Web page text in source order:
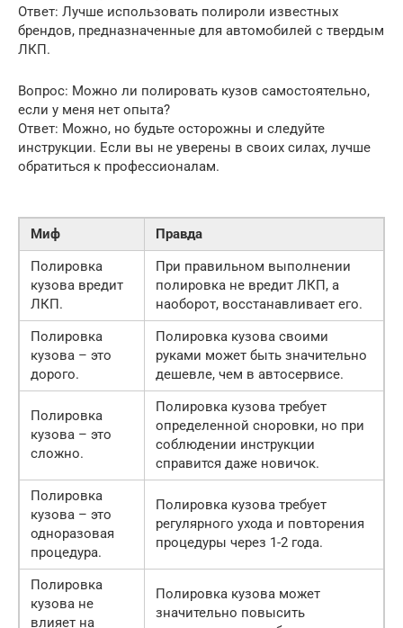
Ответ: Лучше использовать полироли известных
брендов, предназначенные для автомобилей с твердым
ЛКП.
Вопрос: Можно ли полировать кузов самостоятельно,
если у меня нет опыта?
Ответ: Можно, но будьте осторожны и следуйте
инструкции. Если вы не уверены в своих силах, лучше
обратиться к профессионалам.
Миф
Правда
Полировка
кузова вредит
ЛКП.
При правильном выполнении
полировка не вредит ЛКП, а
наоборот, восстанавливает его.
Полировка
кузова – это
дорого.
Полировка кузова своими
руками может быть значительно
дешевле, чем в автосервисе.
Полировка
кузова – это
сложно.
Полировка кузова требует
определенной сноровки, но при
соблюдении инструкции
справится даже новичок.
Полировка
кузова – это
одноразовая
процедура.
Полировка кузова требует
регулярного ухода и повторения
процедуры через 1-2 года.
Полировка
кузова не
влияет на
Полировка кузова может
значительно повысить